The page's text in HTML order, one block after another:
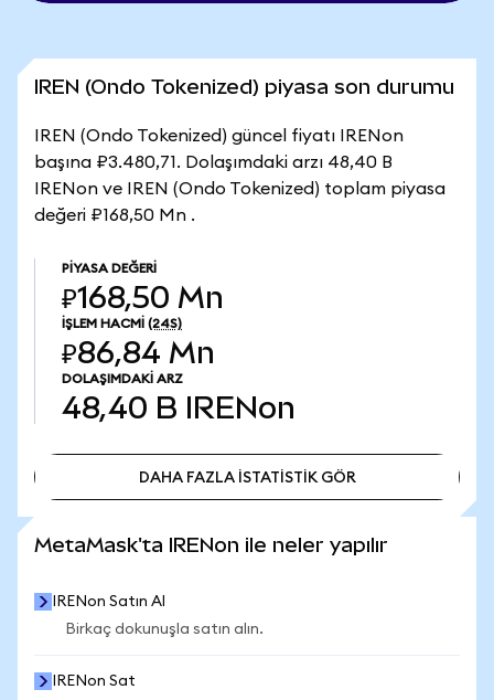
IREN (Ondo Tokenized) piyasa son durumu
IREN (Ondo Tokenized) güncel fiyatı IRENon
başına ₽3.480,71. Dolaşımdaki arzı 48,40 B
IRENon ve IREN (Ondo Tokenized) toplam piyasa
değeri ₽168,50 Mn .
PIYASA DEĞERI
₽168,50 Mn
İŞLEM HACMI (24S)
₽86,84 Mn
DOLAŞIMDAKI ARZ
48,40 B IRENon
DAHA FAZLA İSTATİSTİK GÖR
MetaMask'ta IRENon ile neler yapılır
IRENon Satın Al
Birkaç dokunuşla satın alın.
IRENon Sat